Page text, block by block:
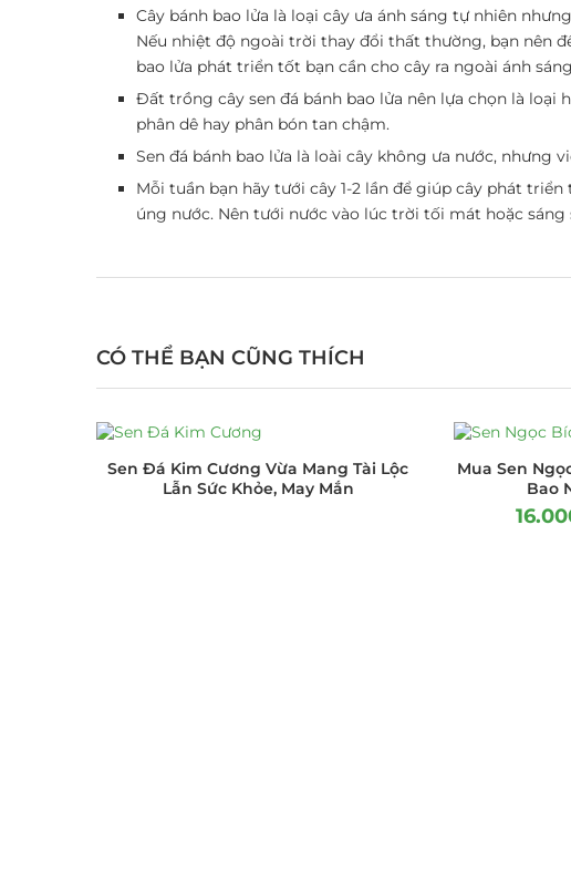
Cây bánh bao lửa là loại cây ưa ánh sáng tự nhiên
Nếu nhiệt độ ngoài trời thay đổi thất thường, bạn nên
bao lửa phát triển tốt bạn cần cho cây ra ngoài ánh
Đất trồng cây sen đá bánh bao lửa nên lựa chọn là loại
phân dê hay phân bón tan chậm.
Sen đá bánh bao lửa là loài cây không ưa nước,
Mỗi tuần bạn hãy tưới cây 1-2 lần để giúp cây phát
úng nước. Nên tưới nước vào lúc trời tối mát hoặc
CÓ THỂ BẠN CŨNG THÍCH
Sen Đá Kim Cương Vừa Mang Tài Lộc
Lẫn Sức Khỏe, May Mắn
Mua Sen
Bao